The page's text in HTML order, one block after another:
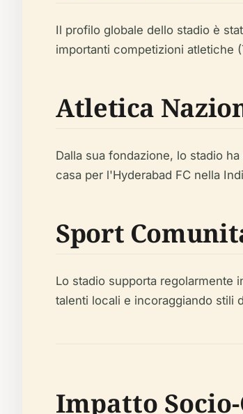
Il profilo globale dello stadio è
importanti competizioni atletiche
Atletica
Dalla sua fondazione, lo stadio
casa per l'Hyderabad FC nella
Sport
Lo stadio supporta regolarmente
talenti locali e incoraggiando stili
Impatto